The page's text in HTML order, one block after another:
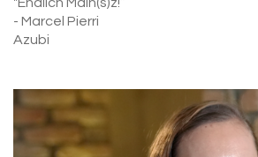
- Marcel Pierri
Azubi